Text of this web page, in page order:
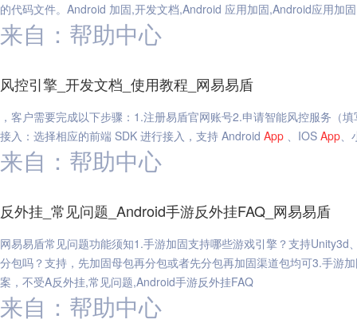
的代码文件。Android 加固,开发文档,Android 应用加固,Android应用加固
来自：帮助中心
风控引擎_开发文档_使用教程_网易易盾
，客户需要完成以下步骤：1.注册易盾官网账号2.申请智能风控服务（
接入：选择相应的前端 SDK 进行接入，支持 Android App 、IOS App、
来自：帮助中心
反外挂_常见问题_Android手游反外挂FAQ_网易易盾
网易易盾常见问题功能须知1.手游加固支持哪些游戏引擎？支持
分包吗？支持，先加固母包再分包或者先分包再加固渠道包均可3.手游
案，不受A反外挂,常见问题,Android手游反外挂FAQ
来自：帮助中心